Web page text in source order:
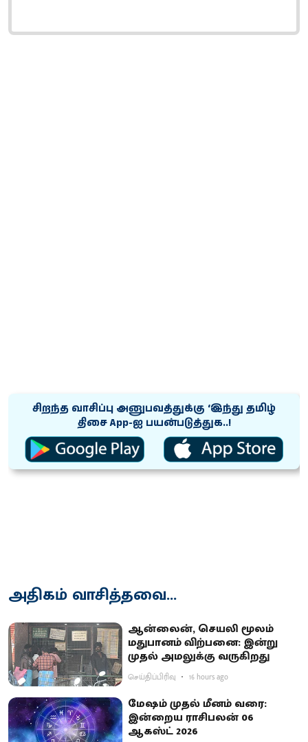
சிறந்த வாசிப்பு அனுபவத்துக்கு ‘இந்து தமிழ்
திசை App-ஐ பயன்படுத்துக..!
அதிகம் வாசித்தவை...
ஆன்லைன், செயலி மூலம்
மதுபானம் விற்பனை: இன்று
முதல் அமலுக்கு வருகிறது
செய்திப்பிரிவு 16 hours ago
மேஷம் முதல் மீனம் வரை:
இன்றைய ராசிபலன் 06
ஆகஸ்ட் 2026